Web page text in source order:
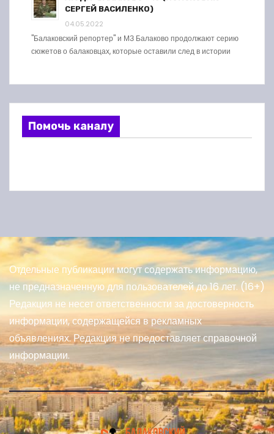
СЕРГЕЙ ВАСИЛЕНКО)
04.05.2022
"Балаковский репортер" и МЗ Балаково продолжают серию
сюжетов о балаковцах, которые оставили след в истории
Помочь каналу
Отдельные публикации могут содержать информацию,
не предназначенную для пользователей до 16 лет. (16+)
Редакция не несет ответственности за достоверность
информации, содержащейся в рекламных
объявлениях. Редакция не предоставляет справочной
информации.